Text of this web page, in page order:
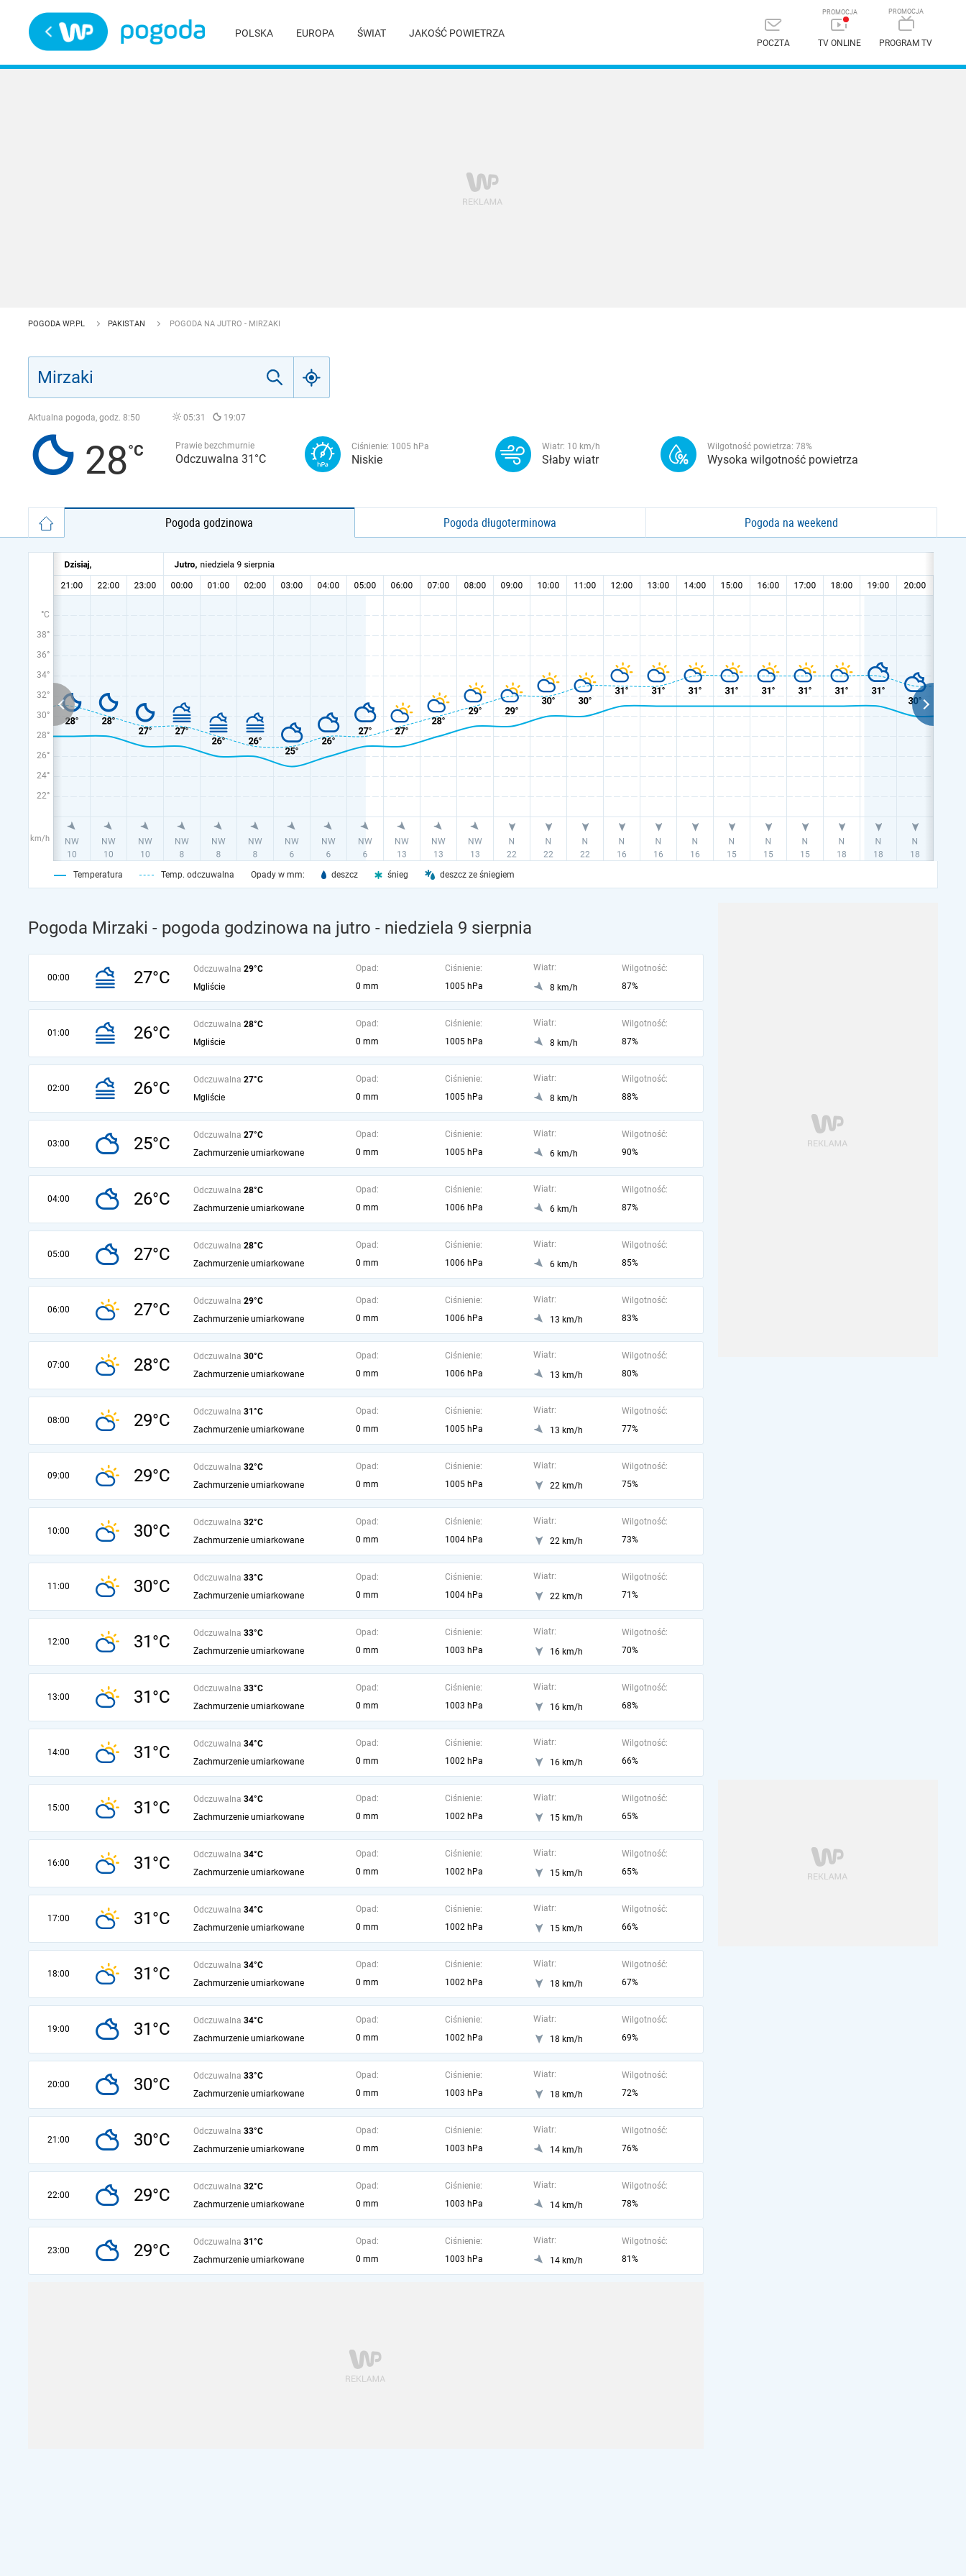
POLSKA EUROPA ŚWIAT JAKOŚĆ POWIETRZA
POCZTA TV ONLINE PROGRAM TV
POGODA WP.PL PAKISTAN POGODA NA JUTRO - MIRZAKI
Aktualna pogoda, godz. 8:50 05:31 19:07
28 Prawie bezchmurnie
Odczuwalna 31°C
Ciśnienie: 1005 hPa
Niskie
Wiatr: 10 km/h
Słaby wiatr
Wilgotność powietrza: 78%
Wysoka wilgotność powietrza
Pogoda godzinowa Pogoda długoterminowa Pogoda na weekend
°C
38°
36°
34°
32°
30°
28°
26°
24°
22°
km/h
Temperatura Temp. odczuwalna Opady w mm: deszcz śnieg deszcz ze śniegiem
Pogoda Mirzaki - pogoda godzinowa na jutro - niedziela 9 sierpnia
00:00 27°C Odczuwalna 29°C
Mgliście
Opad:
0 mm
Ciśnienie:
1005 hPa
Wiatr:
8 km/h
Wilgotność:
87%
01:00 26°C Odczuwalna 28°C
Mgliście
Opad:
0 mm
Ciśnienie:
1005 hPa
Wiatr:
8 km/h
Wilgotność:
87%
02:00 26°C Odczuwalna 27°C
Mgliście
Opad:
0 mm
Ciśnienie:
1005 hPa
Wiatr:
8 km/h
Wilgotność:
88%
03:00 25°C Odczuwalna 27°C
Zachmurzenie umiarkowane
Opad:
0 mm
Ciśnienie:
1005 hPa
Wiatr:
6 km/h
Wilgotność:
90%
04:00 26°C Odczuwalna 28°C
Zachmurzenie umiarkowane
Opad:
0 mm
Ciśnienie:
1006 hPa
Wiatr:
6 km/h
Wilgotność:
87%
05:00 27°C Odczuwalna 28°C
Zachmurzenie umiarkowane
Opad:
0 mm
Ciśnienie:
1006 hPa
Wiatr:
6 km/h
Wilgotność:
85%
06:00 27°C Odczuwalna 29°C
Zachmurzenie umiarkowane
Opad:
0 mm
Ciśnienie:
1006 hPa
Wiatr:
13 km/h
Wilgotność:
83%
07:00 28°C Odczuwalna 30°C
Zachmurzenie umiarkowane
Opad:
0 mm
Ciśnienie:
1006 hPa
Wiatr:
13 km/h
Wilgotność:
80%
08:00 29°C Odczuwalna 31°C
Zachmurzenie umiarkowane
Opad:
0 mm
Ciśnienie:
1005 hPa
Wiatr:
13 km/h
Wilgotność:
77%
09:00 29°C Odczuwalna 32°C
Zachmurzenie umiarkowane
Opad:
0 mm
Ciśnienie:
1005 hPa
Wiatr:
22 km/h
Wilgotność:
75%
10:00 30°C Odczuwalna 32°C
Zachmurzenie umiarkowane
Opad:
0 mm
Ciśnienie:
1004 hPa
Wiatr:
22 km/h
Wilgotność:
73%
11:00 30°C Odczuwalna 33°C
Zachmurzenie umiarkowane
Opad:
0 mm
Ciśnienie:
1004 hPa
Wiatr:
22 km/h
Wilgotność:
71%
12:00 31°C Odczuwalna 33°C
Zachmurzenie umiarkowane
Opad:
0 mm
Ciśnienie:
1003 hPa
Wiatr:
16 km/h
Wilgotność:
70%
13:00 31°C Odczuwalna 33°C
Zachmurzenie umiarkowane
Opad:
0 mm
Ciśnienie:
1003 hPa
Wiatr:
16 km/h
Wilgotność:
68%
14:00 31°C Odczuwalna 34°C
Zachmurzenie umiarkowane
Opad:
0 mm
Ciśnienie:
1002 hPa
Wiatr:
16 km/h
Wilgotność:
66%
15:00 31°C Odczuwalna 34°C
Zachmurzenie umiarkowane
Opad:
0 mm
Ciśnienie:
1002 hPa
Wiatr:
15 km/h
Wilgotność:
65%
16:00 31°C Odczuwalna 34°C
Zachmurzenie umiarkowane
Opad:
0 mm
Ciśnienie:
1002 hPa
Wiatr:
15 km/h
Wilgotność:
65%
17:00 31°C Odczuwalna 34°C
Zachmurzenie umiarkowane
Opad:
0 mm
Ciśnienie:
1002 hPa
Wiatr:
15 km/h
Wilgotność:
66%
18:00 31°C Odczuwalna 34°C
Zachmurzenie umiarkowane
Opad:
0 mm
Ciśnienie:
1002 hPa
Wiatr:
18 km/h
Wilgotność:
67%
19:00 31°C Odczuwalna 34°C
Zachmurzenie umiarkowane
Opad:
0 mm
Ciśnienie:
1002 hPa
Wiatr:
18 km/h
Wilgotność:
69%
20:00 30°C Odczuwalna 33°C
Zachmurzenie umiarkowane
Opad:
0 mm
Ciśnienie:
1003 hPa
Wiatr:
18 km/h
Wilgotność:
72%
21:00 30°C Odczuwalna 33°C
Zachmurzenie umiarkowane
Opad:
0 mm
Ciśnienie:
1003 hPa
Wiatr:
14 km/h
Wilgotność:
76%
22:00 29°C Odczuwalna 32°C
Zachmurzenie umiarkowane
Opad:
0 mm
Ciśnienie:
1003 hPa
Wiatr:
14 km/h
Wilgotność:
78%
23:00 29°C Odczuwalna 31°C
Zachmurzenie umiarkowane
Opad:
0 mm
Ciśnienie:
1003 hPa
Wiatr:
14 km/h
Wilgotność:
81%